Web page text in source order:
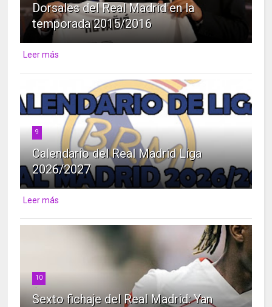
Dorsales del Real Madrid en la
temporada 2015/2016
Leer más
9
Calendario del Real Madrid Liga
2026/2027
Leer más
10
Sexto fichaje del Real Madrid: Yan